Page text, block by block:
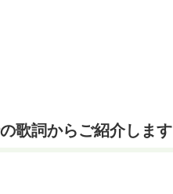
歌詞からご紹介します